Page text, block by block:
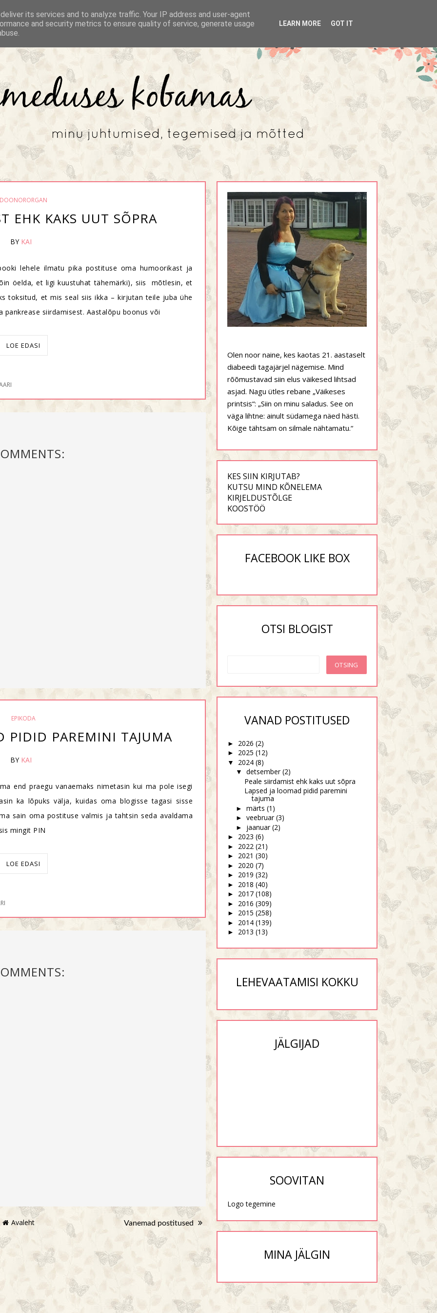
DOONORORGAN
EHK KAKS UUT SÕPRA
BY KAI
lehele ilmatu pika postituse oma humoorikast ja
öelda, et ligi kuustuhat tähemärki), siis mõtlesin, et
toksitud, et mis seal siis ikka – kirjutan teile juba ühe
siirdamisest. Aastalõpu boonus või
LOE EDASI
EPIKODA
PIDID PAREMINI TAJUMA
BY KAI
end praegu vanaemaks nimetasin kui ma pole isegi
ka lõpuks välja, kuidas oma blogisse tagasi sisse
sain oma postituse valmis ja tahtsin seda avaldama
mingit PIN
LOE EDASI
Vanemad postitused
Avaleht
Olen noor naine, kes kaotas 21. aastaselt
diabeedi tagajärjel nägemise. Mind
rõõmustavad siin elus väikesed lihtsad
asjad. Nagu ütles rebane „Väikeses
printsis“: „Siin on minu saladus. See on
väga lihtne: ainult südamega näed hästi.
Kõige tähtsam on silmale nähtamatu.“
KES SIIN KIRJUTAB?
KUTSU MIND KÕNELEMA
KIRJELDUSTÕLGE
KOOSTÖÖ
FACEBOOK LIKE BOX
OTSI BLOGIST
VANAD POSTITUSED
► 2026 (2)
► 2025 (12)
▼ 2024 (8)
▼ detsember (2)
Peale siirdamist ehk kaks uut sõpra
Lapsed ja loomad pidid paremini
tajuma
► märts (1)
► veebruar (3)
► jaanuar (2)
► 2023 (6)
► 2022 (21)
► 2021 (30)
► 2020 (7)
► 2019 (32)
► 2018 (40)
► 2017 (108)
► 2016 (309)
► 2015 (258)
► 2014 (139)
► 2013 (13)
LEHEVAATAMISI KOKKU
JÄLGIJAD
SOOVITAN
Logo tegemine
MINA JÄLGIN
its services and to analyze traffic. Your IP address and user-agent
and security metrics to ensure quality of service, generate usage
LEARN MORE GOT IT